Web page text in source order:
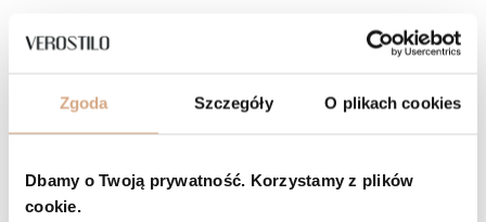
Zgoda Szczegóły O plikach cookies
Dbamy o Twoją prywatność. Korzystamy z plików
cookie.
Czy opinia była pomocna? 0 0
Opinia potwierdzona zakupem
Torebka jest super!